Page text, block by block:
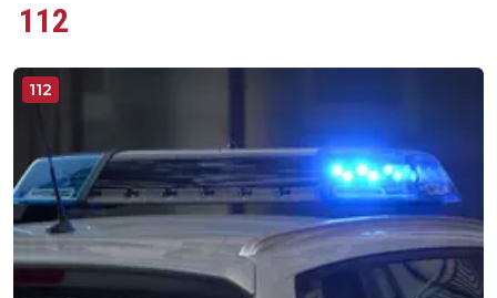
112
112